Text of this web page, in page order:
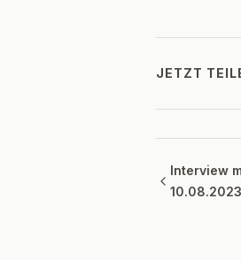
JETZT
Interview